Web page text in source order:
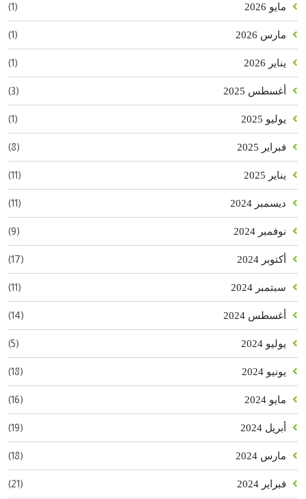
مايو 2026 (1)
مارس 2026 (1)
يناير 2026 (1)
أغسطس 2025 (3)
يوليو 2025 (1)
فبراير 2025 (8)
يناير 2025 (11)
ديسمبر 2024 (11)
نوفمبر 2024 (9)
أكتوبر 2024 (17)
سبتمبر 2024 (11)
أغسطس 2024 (14)
يوليو 2024 (5)
يونيو 2024 (18)
مايو 2024 (16)
أبريل 2024 (19)
مارس 2024 (18)
فبراير 2024 (21)